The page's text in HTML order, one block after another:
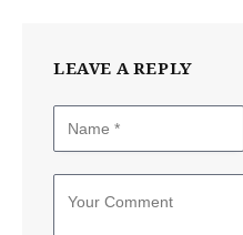
LEAVE A REPLY